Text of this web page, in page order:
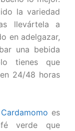
la variedad
llevártela a
en adelgazar,
una bebida
tienes que
24/48 horas
es
verde que